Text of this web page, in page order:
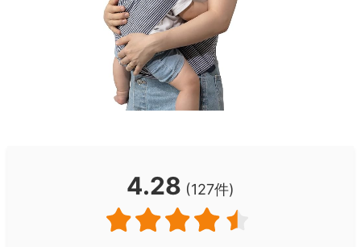
4.28 (127件)